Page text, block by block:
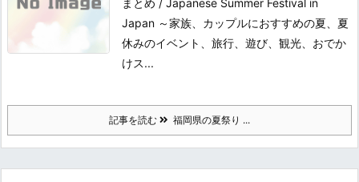
Japan ～家族、カップルにおすすめの夏、夏
休みのイベント、旅行、遊び、観光、おでか
けス...
記事を読む 福岡県の夏祭り ...